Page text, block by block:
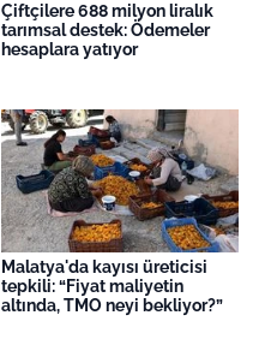
Çiftçilere 688 milyon liralık
tarımsal destek: Ödemeler
hesaplara yatıyor
Malatya'da kayısı üreticisi
tepkili: “Fiyat maliyetin
altında, TMO neyi bekliyor?”